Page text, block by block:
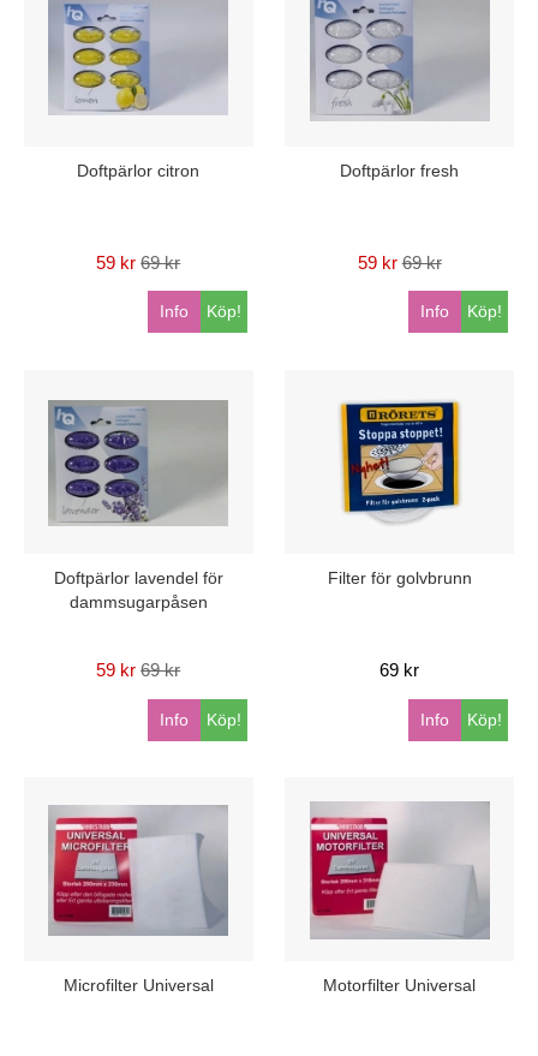
Doftpärlor citron
59 kr 69 kr
Köp!
Info
Doftpärlor fresh
59 kr 69 kr
Köp!
Info
Doftpärlor lavendel för
dammsugarpåsen
59 kr 69 kr
Köp!
Info
Filter för golvbrunn
69 kr
Köp!
Info
Microfilter Universal Motorfilter Universal